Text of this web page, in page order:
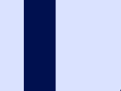
право описывать объект
качественные
использования результата.
экран обеспечивает
места в аудитории на 40
работоспособность
этом заказчик не ссылался